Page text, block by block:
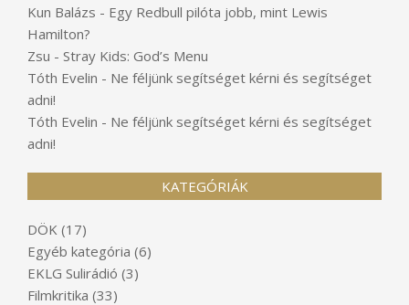
Kun Balázs - Egy Redbull pilóta jobb, mint Lewis
Hamilton?
Zsu - Stray Kids: God’s Menu
Tóth Evelin - Ne féljünk segítséget kérni és segítséget
adni!
Tóth Evelin - Ne féljünk segítséget kérni és segítséget
adni!
KATEGÓRIÁK
DÖK (17)
Egyéb kategória (6)
EKLG Sulirádió (3)
Filmkritika (33)